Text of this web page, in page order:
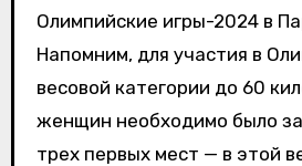
Олимпийские игры-2024 в
Напомним, для участия в
весовой категории до 60
женщин необходимо было
трех первых мест — в этой